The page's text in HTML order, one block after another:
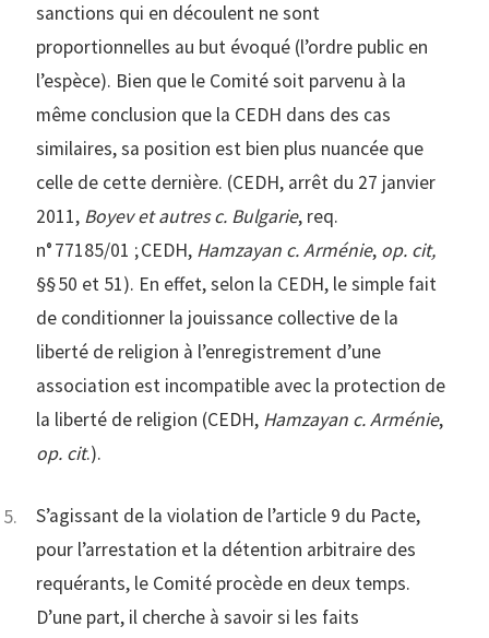
sanctions qui en découlent ne sont
proportionnelles au but évoqué (l’ordre public en
l’espèce). Bien que le Comité soit parvenu à la
même conclusion que la CEDH dans des cas
similaires, sa position est bien plus nuancée que
celle de cette dernière. (CEDH, arrêt du 27 janvier
2011, Boyev et autres c. Bulgarie, req.
n° 77185/01 ; CEDH, Hamzayan c. Arménie, op. cit,
§§ 50 et 51). En effet, selon la CEDH, le simple fait
de conditionner la jouissance collective de la
liberté de religion à l’enregistrement d’une
association est incompatible avec la protection de
la liberté de religion (CEDH, Hamzayan c. Arménie,
op. cit.).
S’agissant de la violation de l’article 9 du Pacte,
pour l’arrestation et la détention arbitraire des
requérants, le Comité procède en deux temps.
D’une part, il cherche à savoir si les faits